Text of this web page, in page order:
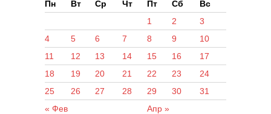
Пн
Вт Ср Чт Пт Сб Вс
« Фев Апр »
1 2
3
4
5 6 7 8 9
10
11
12 13 14 15 16
17
18
19 20 21 22 23
24
25
26 27 28 29 30 31